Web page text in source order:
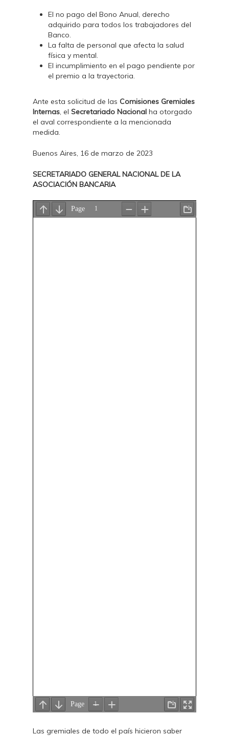
El no pago del Bono Anual, derecho
adquirido para todos los trabajadores del
Banco.
La falta de personal que afecta la salud
física y mental.
El incumplimiento en el pago pendiente por
el premio a la trayectoria.
Ante esta solicitud de lasComisiones Gremiales
Internas, elSecretariado Nacional ha otorgado
el aval correspondiente a la mencionada
medida.
Buenos Aires, 16 de marzo de 2023
SECRETARIADO GENERAL NACIONAL DE LA
ASOCIACIÓN BANCARIA
Las gremiales de todo el país hicieron saber